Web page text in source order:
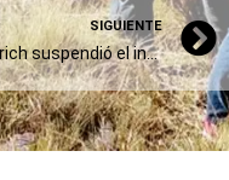
SIGUIENTE
Bullrich suspendió el informe que debía dar Adorni en el Senado para “no exponerlo” pero él la contradijo